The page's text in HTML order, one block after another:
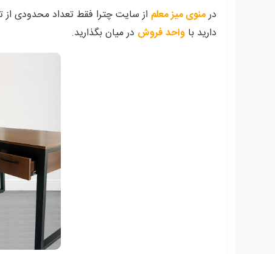
درمنوی میز معلم از سایت چترا فقط تعداد محدودی
دارید با واحد فروش در میان بگذارید.